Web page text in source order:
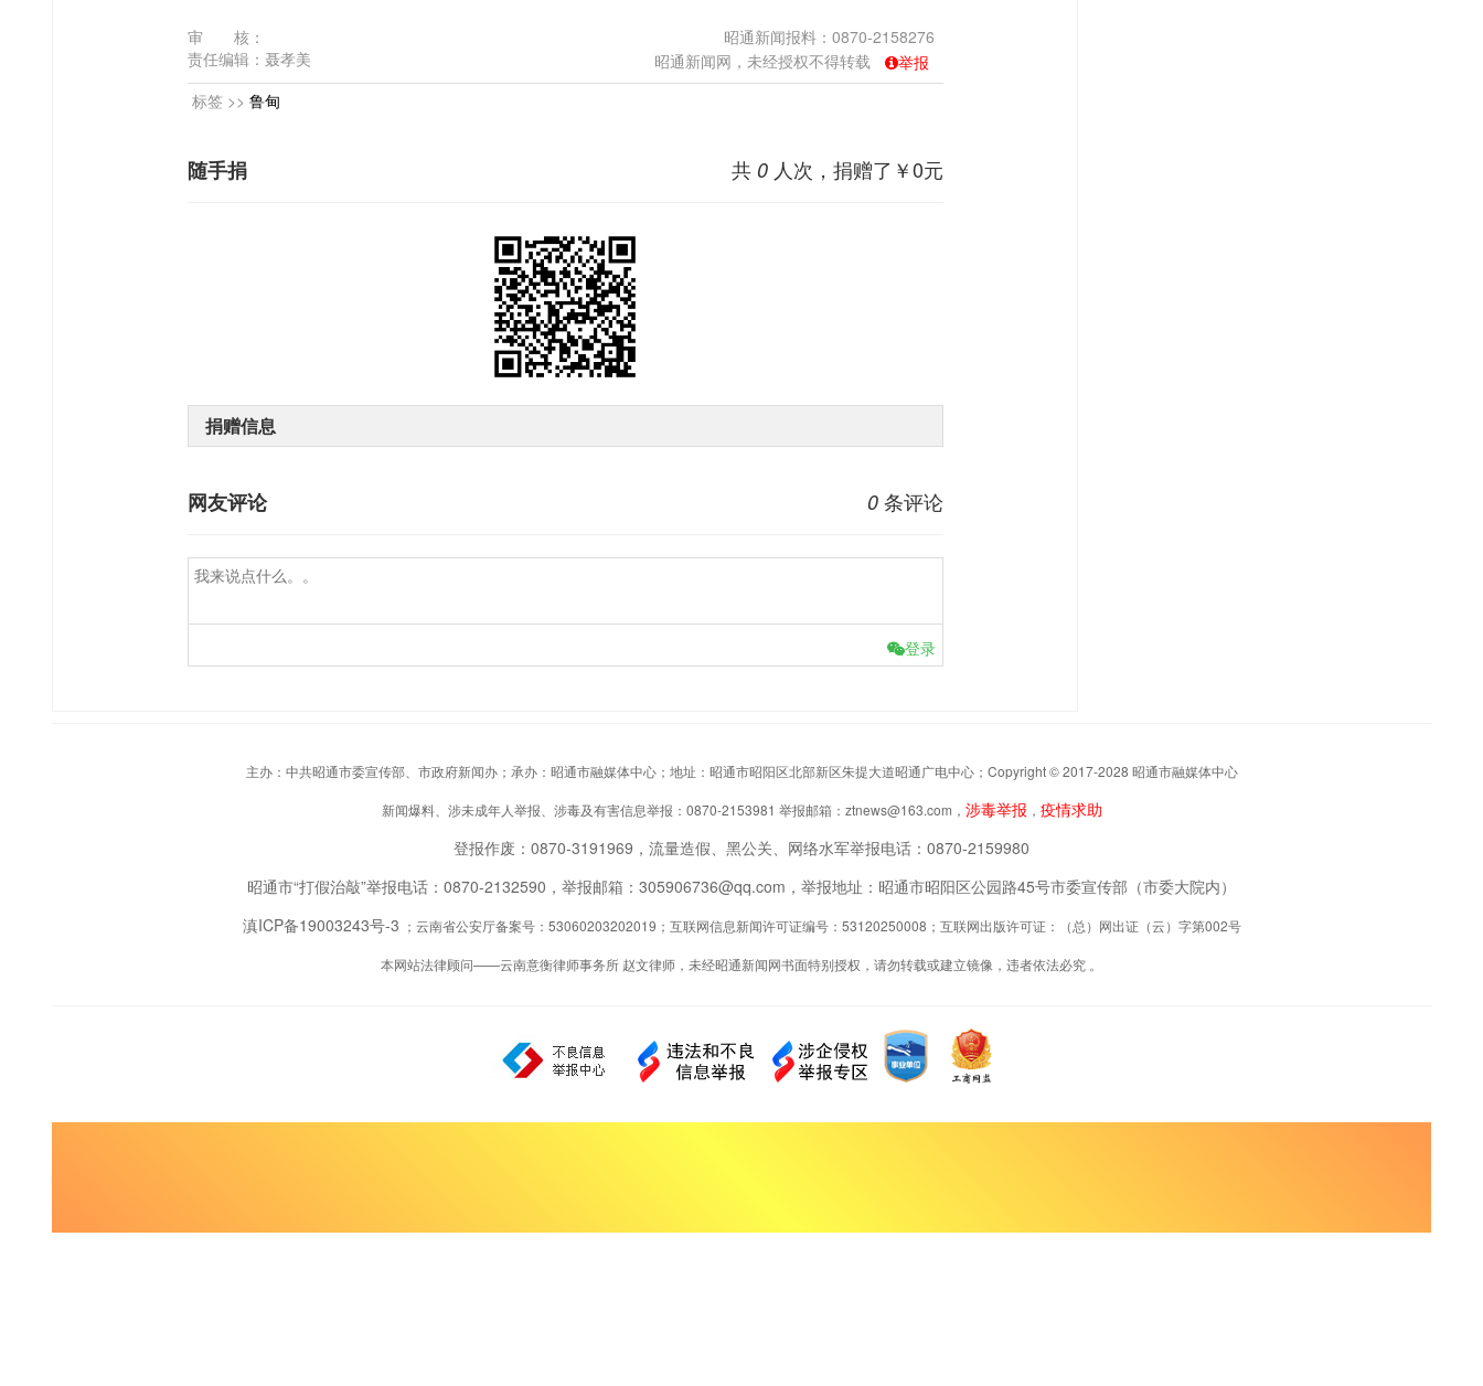
昭通新闻报料：0870-2158276
昭通新闻网，未经授权不得转载
举报
审 核：
责任编辑：聂孝美
标签 >> 鲁甸
共 0人次，捐赠了￥0元
随手捐
捐赠信息
0条评论
网友评论
登录
主办：中共昭通市委宣传部、市政府新闻办；承办：昭通市融媒体中心；地址：昭通市昭阳区北部新区朱提大道昭通广电中心；Copyright © 2017-2028 昭通市融媒体中心
新闻爆料、涉未成年人举报、涉毒及有害信息举报：0870-2153981 举报邮箱：ztnews@163.com， 涉毒举报 ， 疫情求助
登报作废：0870-3191969，流量造假、黑公关、网络水军举报电话：0870-2159980
昭通市“打假治敲”举报电话：0870-2132590，举报邮箱：305906736@qq.com，举报地址：昭通市昭阳区公园路45号市委宣传部（市委大院内）
滇ICP备19003243号-3 ；云南省公安厅备案号：53060203202019；互联网信息新闻许可证编号：53120250008；互联网出版许可证：（总）网出证（云）字第002号
本网站法律顾问——云南意衡律师事务所 赵文律师，未经昭通新闻网书面特别授权，请勿转载或建立镜像，违者依法必究 。